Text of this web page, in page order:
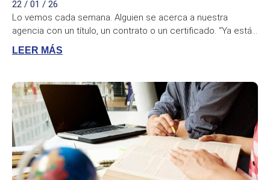
22 / 01 / 26
Lo vemos cada semana. Alguien se acerca a nuestra
agencia con un título, un contrato o un certificado. “Ya está...
LEER MÁS